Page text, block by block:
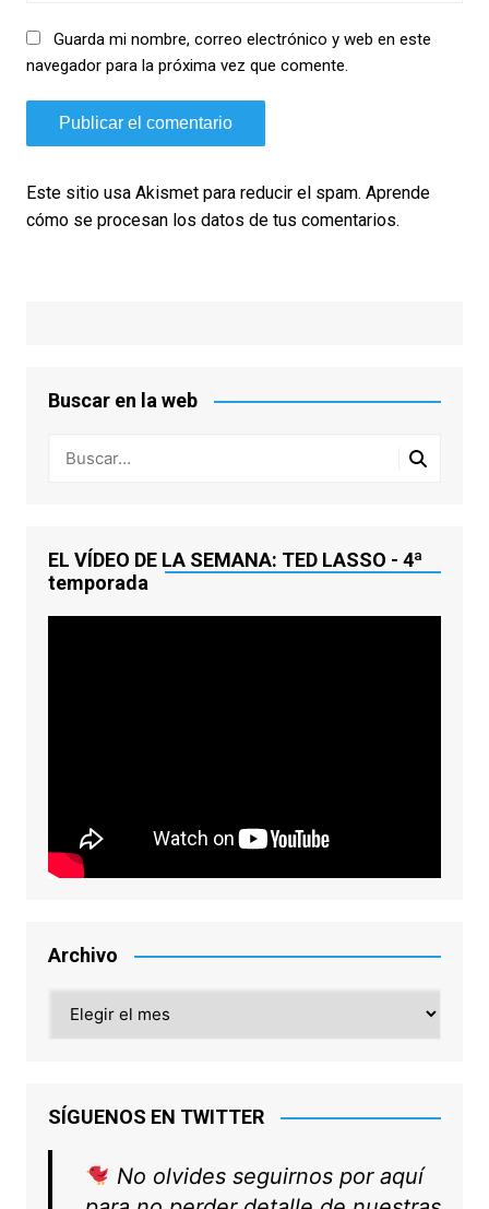
Guarda mi nombre, correo electrónico y web en este
navegador para la próxima vez que comente.
Este sitio usa Akismet para reducir el spam. Aprende
cómo se procesan los datos de tus comentarios.
Buscar en la web
EL VÍDEO DE LA SEMANA: TED LASSO - 4ª
temporada
Archivo
SÍGUENOS EN TWITTER
No olvides seguirnos por aquí